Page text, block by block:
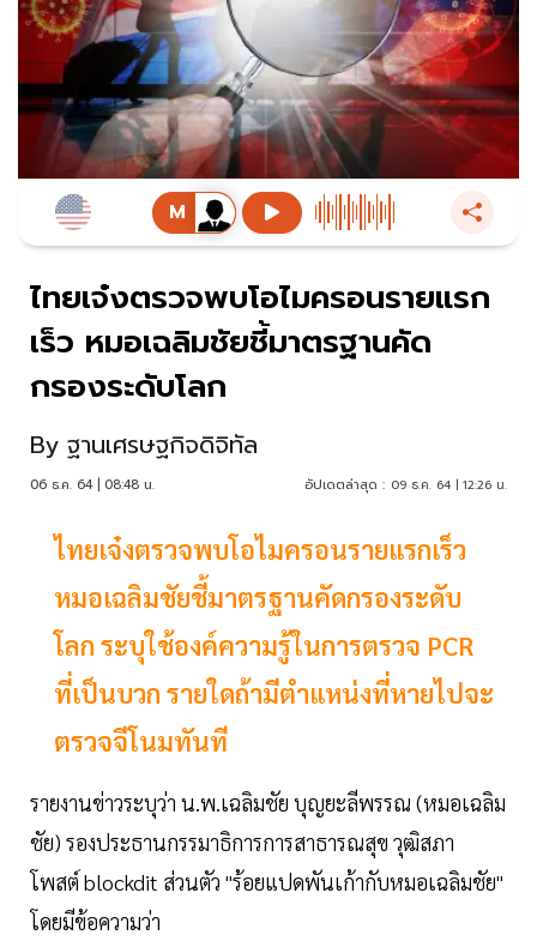
ไทยเจ๋งตรวจพบโอไมครอนรายแรก
เร็ว หมอเฉลิมชัยชี้มาตรฐานคัด
กรองระดับโลก
By ฐานเศรษฐกิจดิจิทัล
06 ธ.ค. 64 | 08:48 น. อัปเดตล่าสุด : 09 ธ.ค. 64 | 12:26 น.
ไทยเจ๋งตรวจพบโอไมครอนรายแรกเร็ว
หมอเฉลิมชัยชี้มาตรฐานคัดกรองระดับ
โลก ระบุใช้องค์ความรู้ในการตรวจ PCR
ที่เป็นบวก รายใดถ้ามีตำแหน่งที่หายไปจะ
ตรวจจีโนมทันที
รายงานข่าวระบุว่า น.พ.เฉลิมชัย บุญยะลีพรรณ (หมอเฉลิม
ชัย) รองประธานกรรมาธิการการสาธารณสุข วุฒิสภา
โพสต์ blockdit ส่วนตัว "ร้อยแปดพันเก้ากับหมอเฉลิมชัย"
โดยมีข้อความว่า